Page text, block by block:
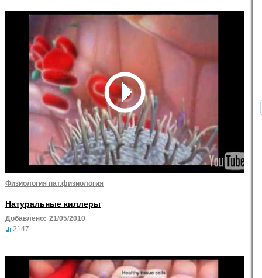
Физиология пат.физиология
Натуральные киллеры
Добавлено: 21/05/2010
2147